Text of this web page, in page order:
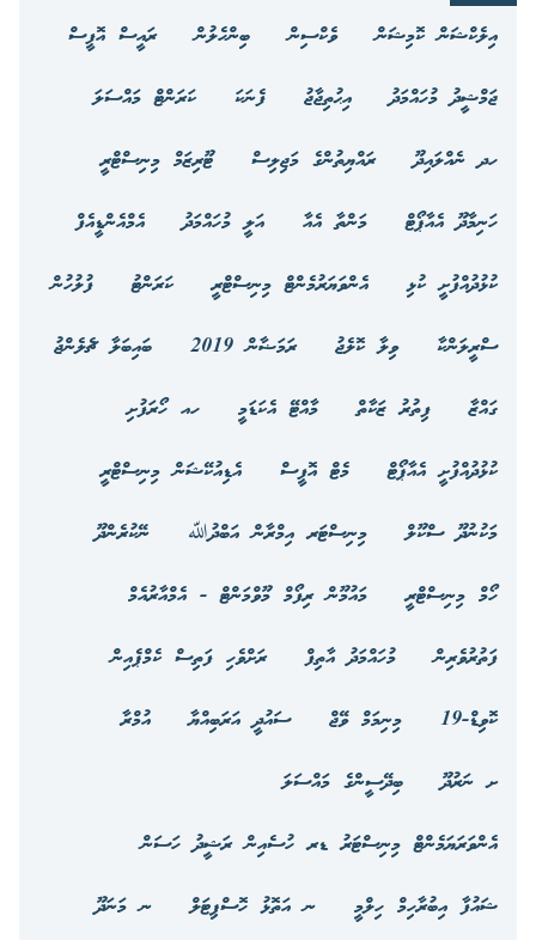
އިލެކްޝަން ކޮމިޝަން
ވެކްސިން ބިންހެލުން
ރައީސް އޮފީސް
ޖަމްޝީދު މުހައްމަދު
އިޙުތިޖާޖު ފެނަކަ
ކަރަންޓް މައްސަލަ
ހދ ނެއްލައިދޫ
ރައްޔިތުންގެ މަޖިލިސް
ޓޫރިޒަމް މިނިސްޓްރީ
ހަނިމާދޫ އެއާޕޯޓް
މަންތާ އެއާ އަލީ މުހައްމަދު
އެމްއެންޑީއެފް
ކުޅުދުއްފުށީ ކުޅި
އެންވަޔަރުމެންޓް މިނިސްޓްރީ ކަރަންޓު
ފުލުހުން
ސްރީލަންކާ
ވިލާ ކޮލެޖު ރަމަޟާން 2019
ބައިބަލާ ޗެލެންޖު
ގައްޒާ
ފިތުރު ޒަކާތް މާއްޓޭ އެކަޑަމީ
ހއ ހޯރަފުށި
ކުޅުދުއްފުށީ އެއާޕޯޓް
މެޓް އޮފީސް
އެޑިއުކޭޝަން މިނިސްޓްރީ
މަކުނުދޫ ސްކޫލް
މިނިސްޓަރ އިމްރާން އަބްދުﷲ
ނޭކުރެންދޫ
ހޯމް މިނިސްޓްރީ
މައުމޫން ރިފޯމް މޫވްމަންޓް - އެމްއާރުއެމް
ފަތުރުވެރިން
މުހައްމަދު އާތިފް
ރަށްވެހި ފަތިސް ކެމްޕެއިން
ކޮވިޑް-19
މިނިމަމް ވޭޖް ސައުދީ އަރަބިއްޔާ
އުމްރާ
ށ ނަރުދޫ
ބިދޭސީންގެ މައްސަލަ
އެންވަރަޔަމެންޓް މިނިސްޓަރު ޑރ ހުސެއިން ރަޝީދު ހަސަން
ޝައުފާ އިބުރާހިމް ހިލްމީ
ނ އަތޮޅު ހޮސްޕިޓަލް
ނ މަނަދޫ